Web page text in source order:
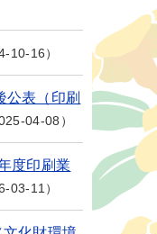
10-16
公表（印刷
04-08
度印刷業
03-11